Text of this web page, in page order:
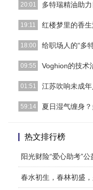
20:01 多特瑞精油助
[详细]
19:11 红楼梦里的香
[详细]
18:00 给职场人的“多
[详细]
09:55 ​Voghion的技术
[详细]
01:51 江苏吹响未成
[详细]
59:14 夏日湿气缠身
热文排行榜
阳光财险“爱心助考”
春水初生，春林初盛